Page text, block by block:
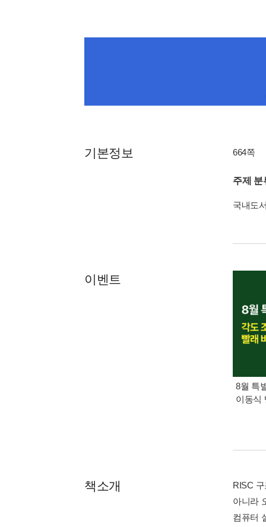
기본정보 664쪽
주제 분
국내도
이벤트
8월 특
이동식
책소개
RISC
아니라
컴퓨터